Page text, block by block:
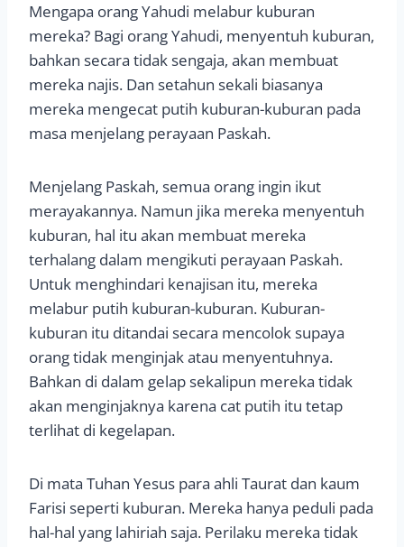
Mengapa orang Yahudi melabur kuburan
mereka? Bagi orang Yahudi, menyentuh kuburan,
bahkan secara tidak sengaja, akan membuat
mereka najis. Dan setahun sekali biasanya
mereka mengecat putih kuburan-kuburan pada
masa menjelang perayaan Paskah.
Menjelang Paskah, semua orang ingin ikut
merayakannya. Namun jika mereka menyentuh
kuburan, hal itu akan membuat mereka
terhalang dalam mengikuti perayaan Paskah.
Untuk menghindari kenajisan itu, mereka
melabur putih kuburan-kuburan. Kuburan-
kuburan itu ditandai secara mencolok supaya
orang tidak menginjak atau menyentuhnya.
Bahkan di dalam gelap sekalipun mereka tidak
akan menginjaknya karena cat putih itu tetap
terlihat di kegelapan.
Di mata Tuhan Yesus para ahli Taurat dan kaum
Farisi seperti kuburan. Mereka hanya peduli pada
hal-hal yang lahiriah saja. Perilaku mereka tidak